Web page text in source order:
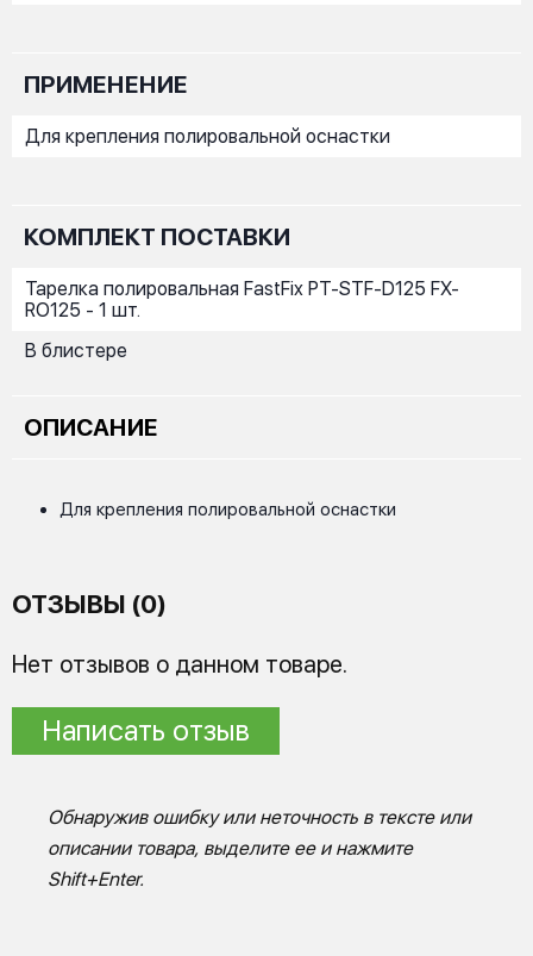
ПРИМЕНЕНИЕ
Для крепления полировальной оснастки
КОМПЛЕКТ ПОСТАВКИ
Тарелка полировальная FastFix PT-STF-D125 FX-
RO125 - 1 шт.
В блистере
ОПИСАНИЕ
Для крепления полировальной оснастки
ОТЗЫВЫ (0)
Нет отзывов о данном товаре.
Написать отзыв
Обнаружив ошибку или неточность в тексте или
описании товара, выделите ее и нажмите
Shift+Enter.